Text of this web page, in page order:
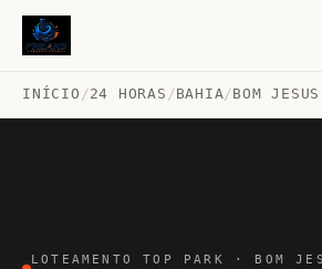
INÍCIO /24 HORAS /BAHIA/BOM
LOTEAMENTO TOP PARK · BOM